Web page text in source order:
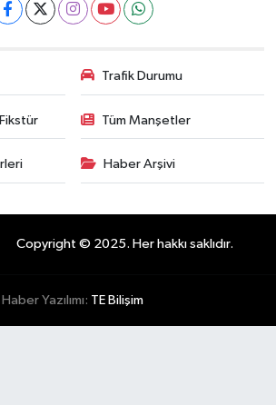
Trafik Durumu
Tüm Manşetler
Haber Arşivi
Copyright © 2025. Her hakkı saklıdır.
Haber Yazılımı: TE Bilişim